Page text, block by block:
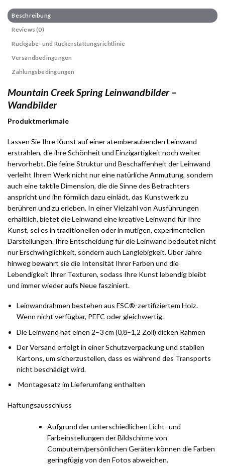
Beschreibung
Reviews (0)
Rückgabe- und Rückerstattungsrichtlinie
Versandbedingungen
Zahlungsbedingungen
Mountain Creek Spring Leinwandbilder –
Wandbilder
Produktmerkmale
Lassen Sie Ihre Kunst auf einer atemberaubenden Leinwand
erstrahlen, die ihre Schönheit und Einzigartigkeit noch weiter
hervorhebt. Die feine Struktur und Beschaffenheit der Leinwand
verleiht Ihrem Werk nicht nur eine natürliche Anmutung, sondern
auch eine taktile Dimension, die die Sinne des Betrachters
anspricht und ihn förmlich dazu einlädt, das Kunstwerk zu
berühren und zu erleben. In einer Vielzahl von Ausführungen
erhältlich, bietet die Leinwand eine kreative Leinwand für Ihre
Kunst, sei es in traditionellen oder in mutigen, experimentellen
Darstellungen. Ihre Entscheidung für die Leinwand bedeutet nicht
nur Erschwinglichkeit, sondern auch Langlebigkeit. Über Jahre
hinweg bewahrt sie die Intensität Ihrer Farben und die
Lebendigkeit Ihrer Texturen, sodass Ihre Kunst lebendig bleibt
und immer wieder aufs Neue fasziniert.
Leinwandrahmen bestehen aus FSC®-zertifiziertem Holz.
Wenn nicht verfügbar, PEFC oder gleichwertig.
Die Leinwand hat einen 2–3 cm (0,8–1,2 Zoll) dicken Rahmen
Der Versand erfolgt in einer Schutzverpackung und stabilen
Kartons, um sicherzustellen, dass es während des Transports
nicht beschädigt wird.
Montagesatz im Lieferumfang enthalten
Haftungsausschluss
Aufgrund der unterschiedlichen Licht- und
Farbeinstellungen der Bildschirme von
Computern/persönlichen Geräten können die Farben
geringfügig von den Fotos abweichen.